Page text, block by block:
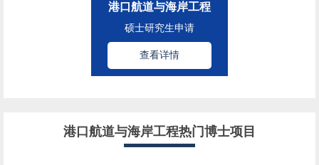
港口航道与海岸工程
硕士研究生申请
查看详情
港口航道与海岸工程热门博士项目